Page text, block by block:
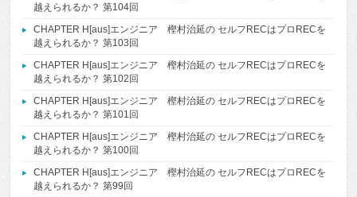
越えられるか？ 第104回
CHAPTER H[aus]エンジニア 樫村治延の セルフRECはプロRECを
越えられるか？ 第103回
CHAPTER H[aus]エンジニア 樫村治延の セルフRECはプロRECを
越えられるか？ 第102回
CHAPTER H[aus]エンジニア 樫村治延の セルフRECはプロRECを
越えられるか？ 第101回
CHAPTER H[aus]エンジニア 樫村治延の セルフRECはプロRECを
越えられるか？ 第100回
CHAPTER H[aus]エンジニア 樫村治延の セルフRECはプロRECを
越えられるか？ 第99回